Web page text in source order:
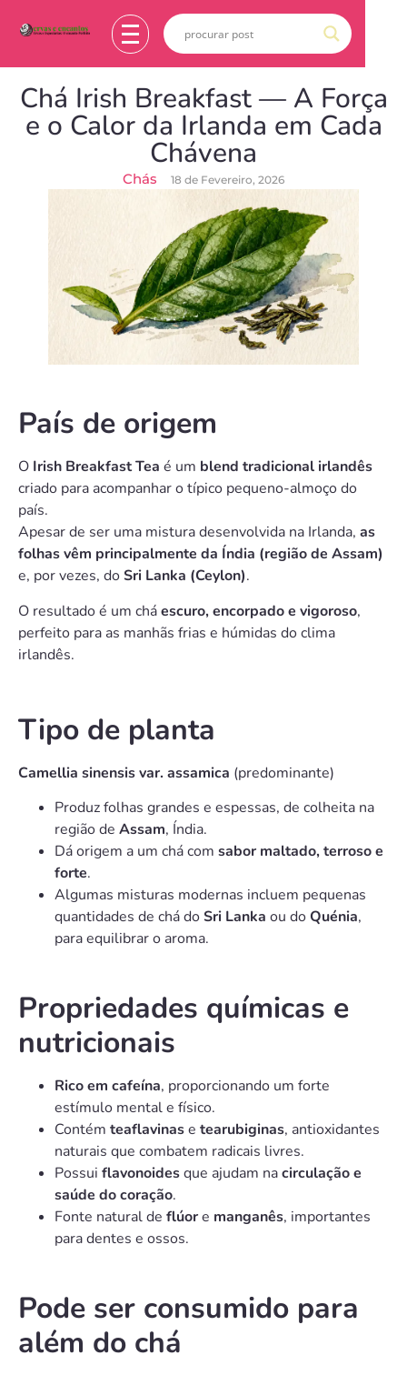
Chá Irish Breakfast — A Força
e o Calor da Irlanda em Cada
Chávena
Chás 18 de Fevereiro, 2026
País de origem
O Irish Breakfast Tea é um blend tradicional irlandês
criado para acompanhar o típico pequeno-almoço do
país.
Apesar de ser uma mistura desenvolvida na Irlanda, as
folhas vêm principalmente da Índia (região de Assam)
e, por vezes, doSri Lanka (Ceylon).
O resultado é um cháescuro, encorpado e vigoroso,
perfeito para as manhãs frias e húmidas do clima
irlandês.
Tipo de planta
Camellia sinensis var. assamica (predominante)
Produz folhas grandes e espessas, de colheita na
região de Assam, Índia.
Dá origem a um chá com sabor maltado, terroso e
forte.
Algumas misturas modernas incluem pequenas
quantidades de chá doSri Lanka ou doQuénia,
para equilibrar o aroma.
Propriedades químicas e
nutricionais
Rico em cafeína, proporcionando um forte
estímulo mental e físico.
Contém teaflavinase tearubiginas, antioxidantes
naturais que combatem radicais livres.
Possui flavonoidesque ajudam nacirculação e
saúde do coração.
Fonte natural de flúore manganês, importantes
para dentes e ossos.
Pode ser consumido para
além do chá